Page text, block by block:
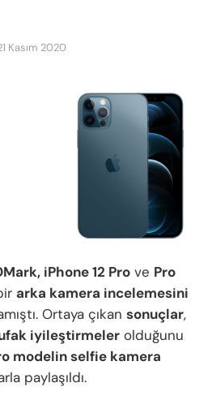
Kasım 2020
iPhone 12 Pro ve Pro
arka kamera incelemesini
Ortaya çıkan sonuçlar,
iyileştirmeler olduğunu
modelin selfie kamera
paylaşıldı.